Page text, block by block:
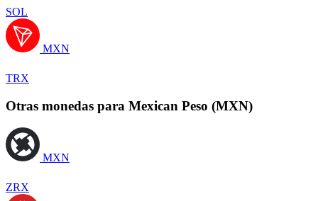
SOL
MXN
TRX
Otras monedas para Mexican Peso (MXN)
MXN
ZRX